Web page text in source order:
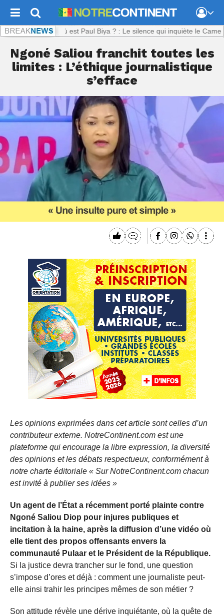
: Où est Paul Biya ? : Le silence qui inquiète le Cameroun
Ngoné Saliou franchit toutes les
limites : L’éthique journalistique
s’efface
Les opinions exprimées dans cet article sont celles d’un
contributeur externe. NotreContinent.com est une
plateforme qui encourage la libre expression, la diversité
des opinions et les débats respectueux, conformément à
notre charte éditoriale « Sur NotreContinent.com chacun
est invité à publier ses idées »
Un agent de l’État a récemment porté plainte contre
Ngoné Saliou Diop pour injures publiques et
incitation à la haine, après la diffusion d’une vidéo où
elle tient des propos offensants envers la
communauté Pulaar et le Président de la République.
Si la justice devra trancher sur le fond, une question
s’impose d’ores et déjà : comment une journaliste peut-
elle ainsi trahir les principes mêmes de son métier ?
Son attitude révèle une dérive inquiétante, où la quête de